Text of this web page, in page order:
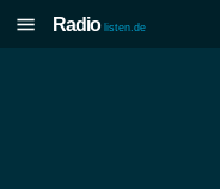
Radio listen.de